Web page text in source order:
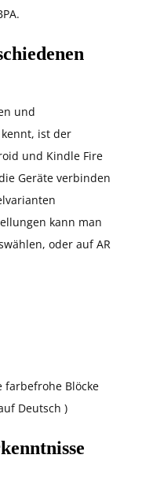
und
ist der
und Kindle Fire
Geräte verbinden
kann man
oder auf AR
farbefrohe Blöcke
Deutsch )